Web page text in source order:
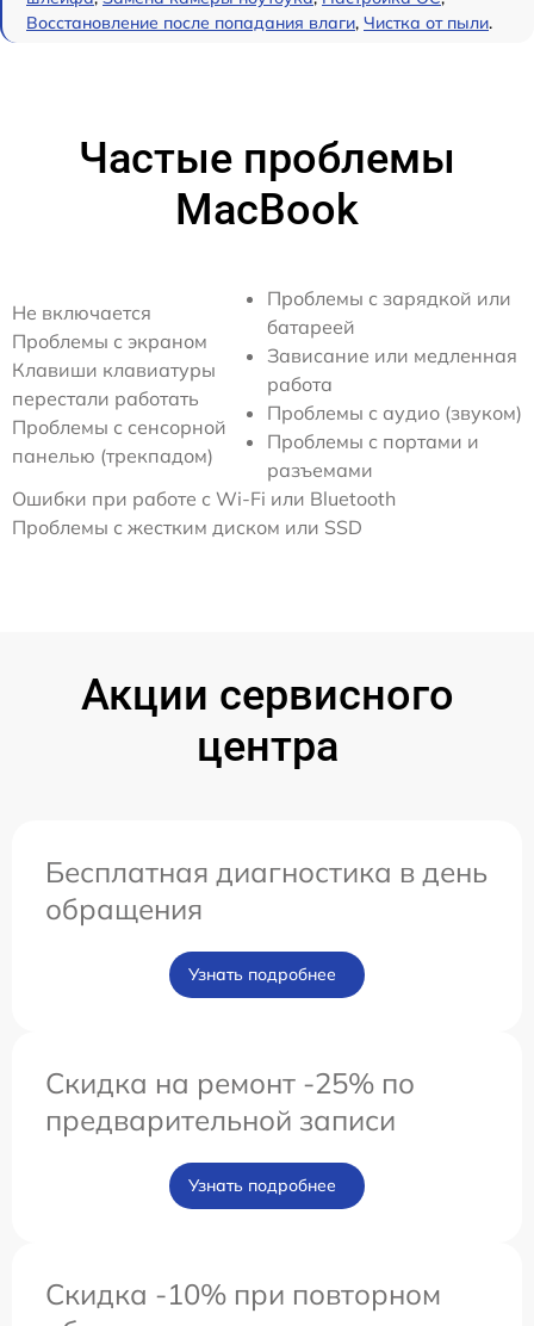
Восстановление после попадания влаги, Чистка от пыли.
Частые проблемы
MacBook
Не включается
Проблемы с экраном
Клавиши клавиатуры
перестали работать
Проблемы с сенсорной
панелью (трекпадом)
Проблемы с зарядкой или
батареей
Зависание или медленная
работа
Проблемы с аудио (звуком)
Проблемы с портами и
разъемами
Ошибки при работе с Wi-Fi или Bluetooth
Проблемы с жестким диском или SSD
Акции сервисного
центра
Бесплатная диагностика в день
обращения
Узнать подробнее
Скидка на ремонт -25% по
предварительной записи
Узнать подробнее
Скидка -10% при повторном